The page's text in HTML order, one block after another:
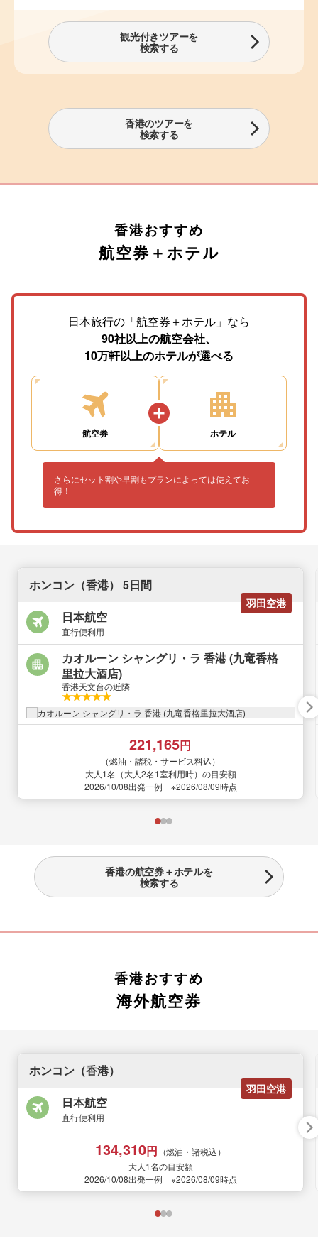
観光付きツアーを
検索する
香港のツアーを
検索する
香港おすすめ
航空券＋ホテル
日本旅行の「航空券＋ホテル」なら
90社以上の航空会社、
10万軒以上のホテルが選べる
航空券 ホテル
さらにセット割や早割もプランによっては使えてお
得！
ホンコン（香港） 5日間
羽田空港
日本航空
直行便利用
カオルーン シャングリ・ラ 香港 (九竜香格
里拉大酒店)
香港天文台の近隣
221,165円
（燃油・諸税・サービス料込）
大人1名（大人2名1室利用時）の目安額
2026/10/08出発一例 ※2026/08/09時点
香港の航空券＋ホテルを
検索する
香港おすすめ
海外航空券
ホンコン（香港）
羽田空港
日本航空
直行便利用
134,310円 （燃油・諸税込）
大人1名の目安額
2026/10/08出発一例 ※2026/08/09時点